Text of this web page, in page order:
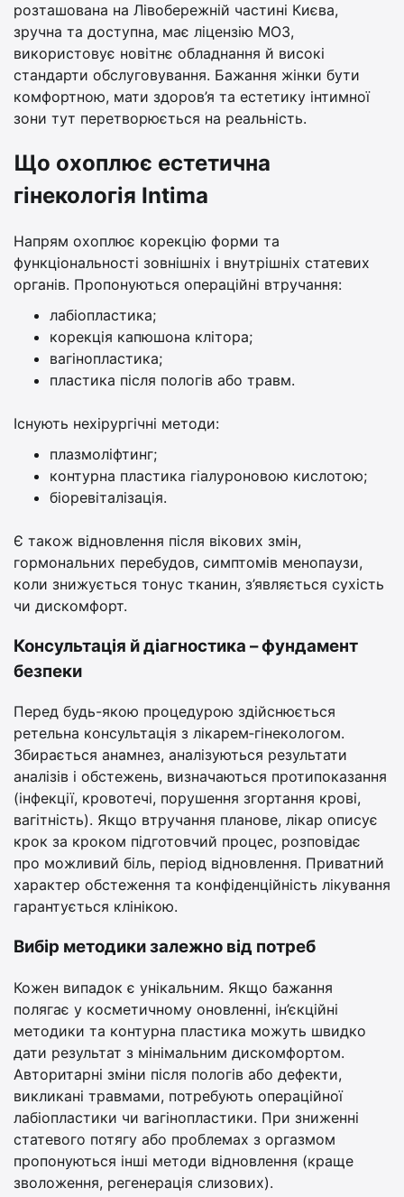
розташована на Лівобережній частині Києва,
зручна та доступна, має ліцензію МОЗ,
використовує новітнє обладнання й високі
стандарти обслуговування. Бажання жінки бути
комфортною, мати здоров’я та естетику інтимної
зони тут перетворюється на реальність.
Що охоплює естетична
гінекологія Intima
Напрям охоплює корекцію форми та
функціональності зовнішніх і внутрішніх статевих
органів. Пропонуються операційні втручання:
лабіопластика;
корекція капюшона клітора;
вагінопластика;
пластика після пологів або травм.
Існують нехірургічні методи:
плазмоліфтинг;
контурна пластика гіалуроновою кислотою;
біоревіталізація.
Є також відновлення після вікових змін,
гормональних перебудов, симптомів менопаузи,
коли знижується тонус тканин, з’являється сухість
чи дискомфорт.
Консультація й діагностика – фундамент
безпеки
Перед будь-якою процедурою здійснюється
ретельна консультація з лікарем‑гінекологом.
Збирається анамнез, аналізуються результати
аналізів і обстежень, визначаються протипоказання
(інфекції, кровотечі, порушення згортання крові,
вагітність). Якщо втручання планове, лікар описує
крок за кроком підготовчий процес, розповідає
про можливий біль, період відновлення. Приватний
характер обстеження та конфіденційність лікування
гарантується клінікою.
Вибір методики залежно від потреб
Кожен випадок є унікальним. Якщо бажання
полягає у косметичному оновленні, ін’єкційні
методики та контурна пластика можуть швидко
дати результат з мінімальним дискомфортом.
Авторитарні зміни після пологів або дефекти,
викликані травмами, потребують операційної
лабіопластики чи вагінопластики. При зниженні
статевого потягу або проблемах з оргазмом
пропонуються інші методи відновлення (краще
зволоження, регенерація слизових).